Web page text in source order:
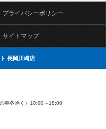
プライバシーポリシー
サイトマップ
長岡川崎店
冬除く）10:00～18:00